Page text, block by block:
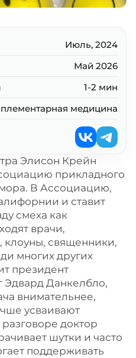
Элисон Крейн
прикладного
В Ассоциацию,
и ставит
смеха как
врачи,
клоуны, священники,
многих других
президент
Эдвард Данкелбло,
внимательнее,
усваивают
доктор
шутки и часто
поддерживать
Июль, 2024
Май 2026
1-2 мин
медицина